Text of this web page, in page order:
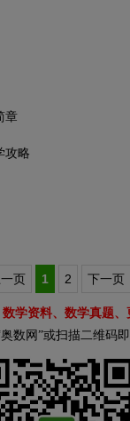
章
攻略
一页 1 2 下一页
学资料、数学真题
数网”或扫描二维码